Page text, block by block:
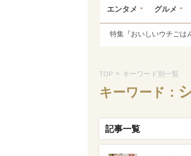
エンタメ グルメ
特集『おいしいウチごは
TOP > キーワード別一覧
キーワード：
記事一覧